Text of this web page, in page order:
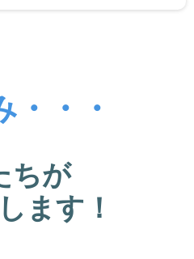
・・・
ちが
ます！